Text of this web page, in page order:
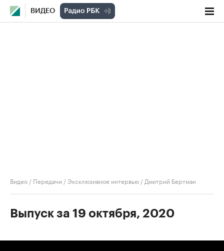
ВИДЕО
Видео / Передачи /Эксклюзивное интервью / Дмитрий Бертман
Выпуск за 19 октября, 2020